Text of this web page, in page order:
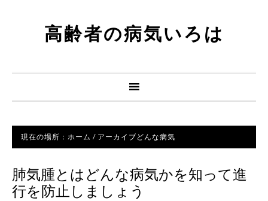
高齢者の病気いろは
現在の場所： ホーム / アーカイブどんな病気
肺気腫とはどんな病気かを知って進
行を防止しましょう